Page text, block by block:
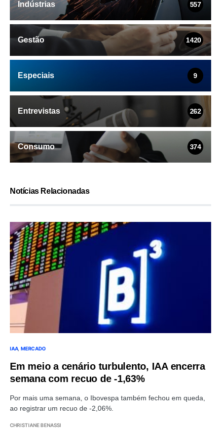
Indústrias 557
Gestão 1420
Especiais 9
Entrevistas 262
Consumo 374
Notícias Relacionadas
IAA MERCADO
Em meio a cenário turbulento, IAA encerra
semana com recuo de -1,63%
Por mais uma semana, o Ibovespa também fechou em queda,
ao registrar um recuo de -2,06%.
CHRISTIANE BENASSI